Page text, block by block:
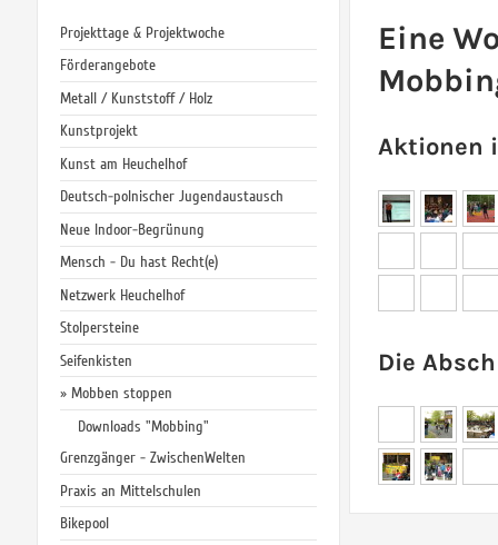
Eine
Aktionen
Die
Projekttage & Projektwoche
Förderangebote
Metall / Kunststoff / Holz
Kunstprojekt
Kunst am Heuchelhof
Deutsch-polnischer Jugendaustausch
Neue Indoor-Begrünung
Mensch - Du hast Recht(e)
Netzwerk Heuchelhof
Stolpersteine
Seifenkisten
Mobben stoppen
Downloads "Mobbing"
Grenzgänger - ZwischenWelten
Praxis an Mittelschulen
Bikepool